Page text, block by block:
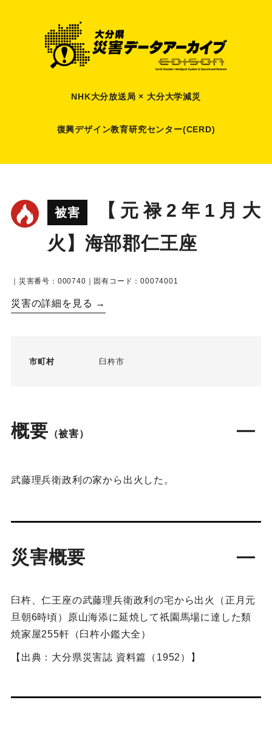
NHK大分放送局 × 大分大学減災
復興デザイン教育研究センター(CERD)
被害
【元禄2年1月大
火】海部郡仁王座
｜災害番号：000740｜固有コード：00074001
災害の詳細を見る →
市町村 臼杵市
概要 （被害）
武藤理兵衛政利の家から出火した。
災害概要
臼杵、仁王座の武藤理兵衛政利の宅から出火（正月元
旦朝6時頃）原山海添に延焼して祇園馬場に達した類
焼家屋255軒（臼杵小鑑大全）
【出典：大分県災害誌 資料篇（1952）】